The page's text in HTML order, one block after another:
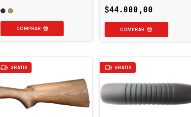
COMPRAR
$44.000,00
GRATIS GRATIS